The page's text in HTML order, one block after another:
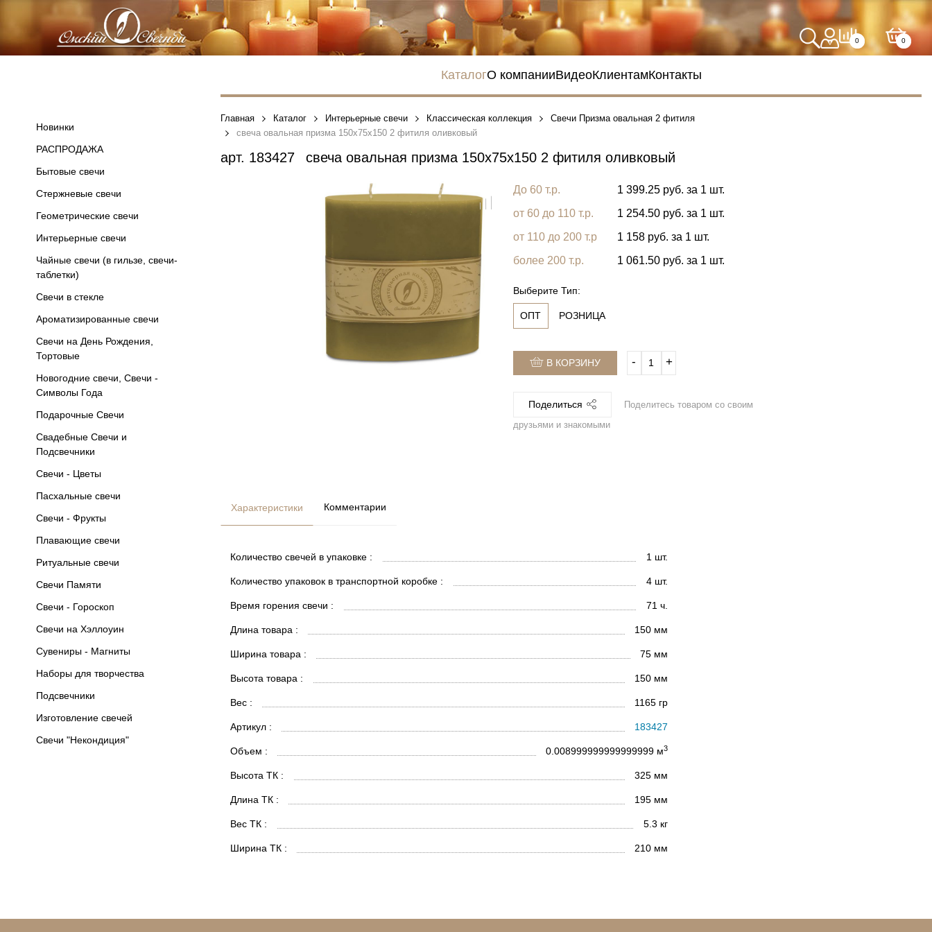
0 0
КаталогО компанииВидеоКлиентамКонтакты
Новинки
РАСПРОДАЖА
Бытовые свечи
Стержневые свечи
Геометрические свечи
Интерьерные свечи
Чайные свечи (в гильзе, свечи-
таблетки)
Свечи в стекле
Ароматизированные свечи
Свечи на День Рождения,
Тортовые
Новогодние свечи, Свечи -
Символы Года
Подарочные Свечи
Свадебные Свечи и
Подсвечники
Свечи - Цветы
Пасхальные свечи
Свечи - Фрукты
Плавающие свечи
Ритуальные свечи
Свечи Памяти
Свечи - Гороскоп
Свечи на Хэллоуин
Сувениры - Магниты
Наборы для творчества
Подсвечники
Изготовление свечей
Свечи "Некондиция"
Главная Каталог Интерьерные свечи Классическая коллекция
Свечи Призма овальная 2 фитиля
свеча овальная призма 150х75х150 2 фитиля оливковый
арт. 183427 свеча овальная призма 150х75х150 2 фитиля оливковый
До 60 т.р.
1 399.25 руб. за 1 шт.
от 60 до 110 т.р.
1 254.50 руб. за 1 шт.
от 110 до 200 т.р
1 158 руб. за 1 шт.
более 200 т.р.
1 061.50 руб. за 1 шт.
Выберите Тип:
ОПТ РОЗНИЦА
В КОРЗИНУ ‐ +
Поделиться Поделитесь товаром со своим
друзьями и знакомыми
Характеристики
Количество свечей в упаковке : 1 шт.
Количество упаковок в транспортной коробке : 4 шт.
Время горения свечи : 71 ч.
Длина товара : 150 мм
Ширина товара : 75 мм
Высота товара : 150 мм
Вес : 1165 гр
Артикул : 183427
Объем : 0.008999999999999999 м3
Высота ТК : 325 мм
Длина ТК : 195 мм
Вес ТК : 5.3 кг
Ширина ТК : 210 мм
Комментарии